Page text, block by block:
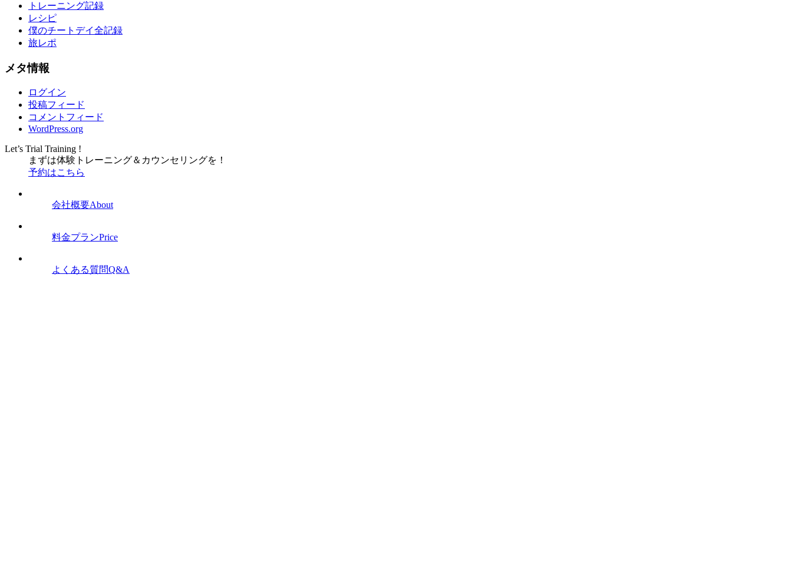
トレーニング記録
レシピ
僕のチートデイ全記録
旅レポ
メタ情報
ログイン
投稿フィード
コメントフィード
WordPress.org
Let’s Trial Training !
まずは体験トレーニング＆ カウンセリングを！
予約はこちら
会社概要About
料金プランPrice
よくある質問Q&A